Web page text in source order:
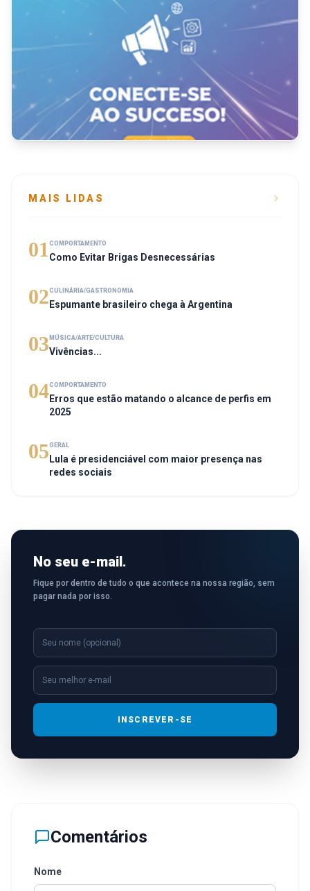
MAIS LIDAS
01 COMPORTAMENTO
Como Evitar Brigas Desnecessárias
02CULINÁRIA/GASTRONOMIA
Espumante brasileiro chega à Argentina
03 MÚSICA/ARTE/CULTURA
Vivências...
04COMPORTAMENTO
Erros que estão matando o alcance de perfis em
2025
05GERAL
Lula é presidenciável com maior presença nas
redes sociais
No seu e-mail.
Fique por dentro de tudo o que acontece na nossa região, sem
pagar nada por isso.
INSCREVER-SE
Comentários
Nome